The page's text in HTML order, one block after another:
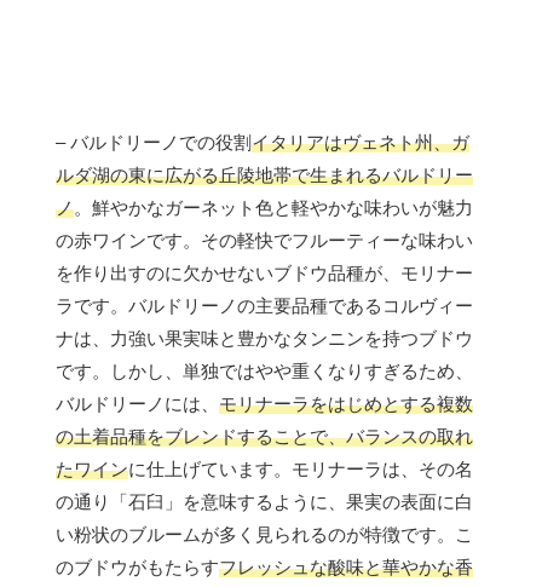
– バルドリーノでの役割イタリアはヴェネト州、ガ
ルダ湖の東に広がる丘陵地帯で生まれるバルドリー
ノ。鮮やかなガーネット色と軽やかな味わいが魅力
の赤ワインです。その軽快でフルーティーな味わい
を作り出すのに欠かせないブドウ品種が、モリナー
ラです。バルドリーノの主要品種であるコルヴィー
ナは、力強い果実味と豊かなタンニンを持つブドウ
です。しかし、単独ではやや重くなりすぎるため、
バルドリーノには、 モリナーラをはじめとする複数
の土着品種をブレンドすることで、バランスの取れ
たワインに仕上げています。モリナーラは、その名
の通り「石臼」を意味するように、果実の表面に白
い粉状のブルームが多く見られるのが特徴です。こ
のブドウがもたらすフレッシュな酸味と華やかな香